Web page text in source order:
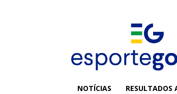
NOTÍCIAS RESULTADOS